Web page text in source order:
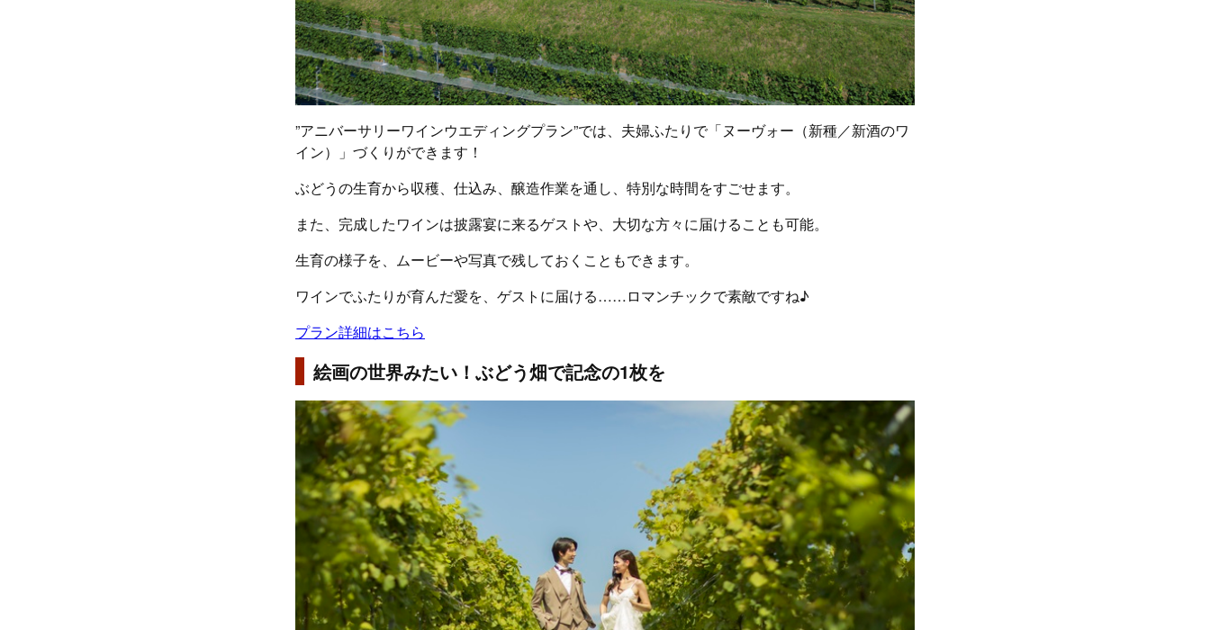
”アニバーサリーワインウエディングプラン”では、夫婦ふたりで「ヌーヴォー（新種／新酒のワ
イン）」づくりができます！
ぶどうの生育から収穫、仕込み、醸造作業を通し、特別な時間をすごせます。
また、完成したワインは披露宴に来るゲストや、大切な方々に届けることも可能。
生育の様子を、ムービーや写真で残しておくこともできます。
ワインでふたりが育んだ愛を、ゲストに届ける……ロマンチックで素敵ですね♪
プラン詳細はこちら
絵画の世界みたい！ぶどう畑で記念の1枚を